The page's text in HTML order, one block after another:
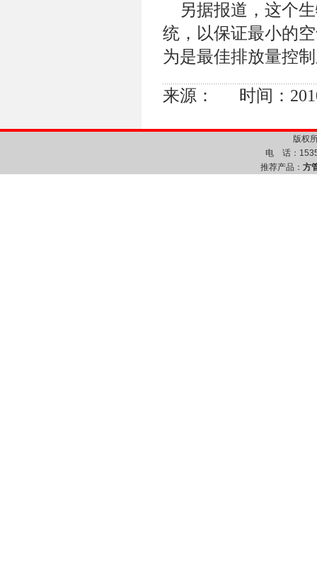
另据报道，这个生
统，以保证最小的
为是最佳排放量控
来源： 时间：
版权
电 话：
推荐产品： 方